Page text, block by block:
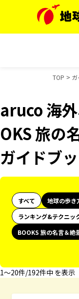
TOP
aruco 海
OKS 旅の
ガイドブ
すべて 地球の歩き
ランキング&テクニッ
BOOKS 旅の名言＆絶
1〜20件/192件中 を表示